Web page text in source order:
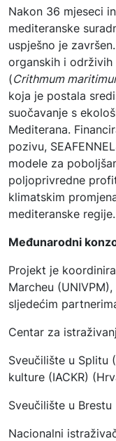
Nakon 36 mjeseci
mediteranske
uspješno je
organskih i
(Crithmum
koja je postala
suočavanje s
Mediterana.
pozivu,
modele za
poljoprivredne
klimatskim
mediteranske regije.
Međunarodni
Projekt je
Marcheu
sljedećim
Centar za
Sveučilište u Splitu
kulture (IACKR)
Sveučilište u Brestu
Nacionalni